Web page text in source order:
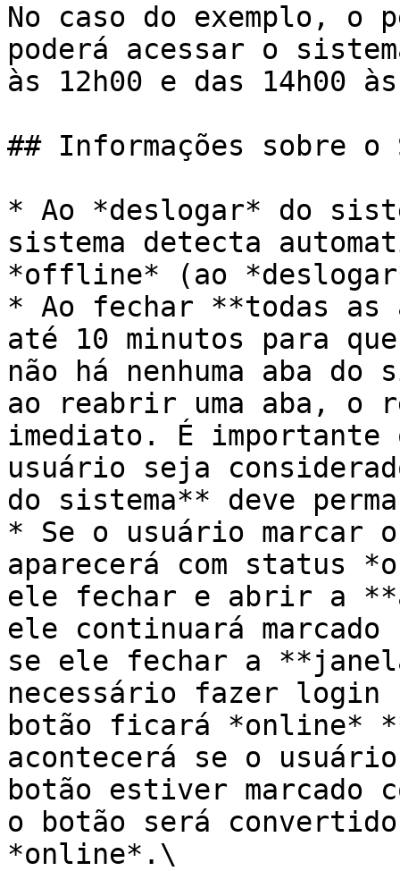
No caso do exemplo, o
poderá acessar o
às 12h00 e das 14h00
## Informações sobre
* Ao *deslogar* do
sistema detecta
*offline* (ao
* Ao fechar **todas as
até 10 minutos para
não há nenhuma aba
ao reabrir uma aba, o
imediato. É importante
usuário seja
do sistema** deve
* Se o usuário
aparecerá com status
ele fechar e abrir a
ele continuará
se ele fechar a
necessário fazer login
botão ficará *online*
acontecerá se o
botão estiver
o botão será
*online*.\